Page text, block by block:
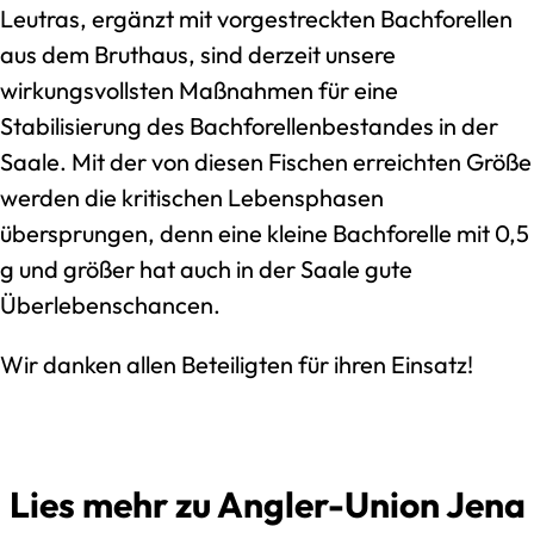
Leutras, ergänzt mit vorgestreckten Bachforellen
aus dem Bruthaus, sind derzeit unsere
wirkungsvollsten Maßnahmen für eine
Stabilisierung des Bachforellenbestandes in der
Saale. Mit der von diesen Fischen erreichten Größe
werden die kritischen Lebensphasen
übersprungen, denn eine kleine Bachforelle mit 0,5
g und größer hat auch in der Saale gute
Überlebenschancen.
Wir danken allen Beteiligten für ihren Einsatz!
Lies mehr zu Angler-Union Jena